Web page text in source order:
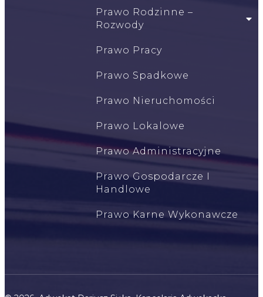
Prawo Rodzinne –
Rozwody
Prawo Pracy
Prawo Spadkowe
Prawo Nieruchomości
Prawo Lokalowe
Prawo Administracyjne
Prawo Gospodarcze I
Handlowe
Prawo Karne Wykonawcze